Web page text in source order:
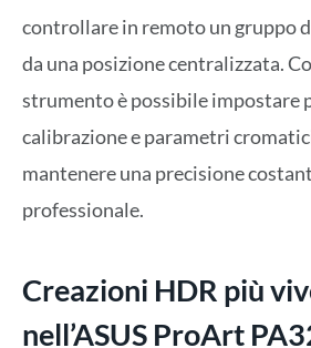
controllare in remoto un gruppo
da una posizione centralizzata.
strumento è possibile impostare
calibrazione e parametri
mantenere una precisione
professionale.
Creazioni HDR più
nell’ASUS ProArt